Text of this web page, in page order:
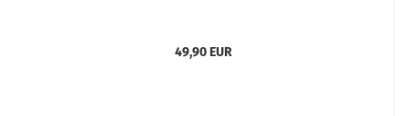
49,90 EUR